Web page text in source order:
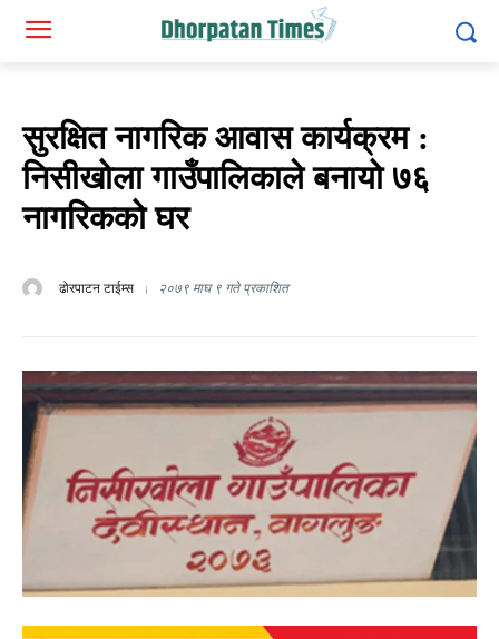
सुरक्षित नागरिक आवास कार्यक्रम :
निसीखोला गाउँपालिकाले बनायो ७६
नागरिकको घर
ढोरपाटन टाईम्स २०७९ माघ ९ गते प्रकाशित